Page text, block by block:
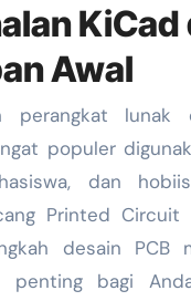
KiCad
Awal
populer
dan
Printed Circuit
desain PCB
penting bagi